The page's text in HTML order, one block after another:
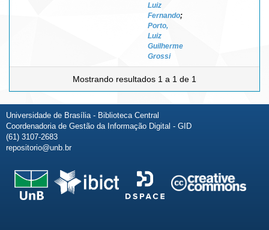
Luiz
Fernando;
Porto,
Luiz
Guilherme
Grossi
Mostrando resultados 1 a 1 de 1
Universidade de Brasília - Biblioteca Central
Coordenadoria de Gestão da Informação Digital - GID
(61) 3107-2683
repositorio@unb.br